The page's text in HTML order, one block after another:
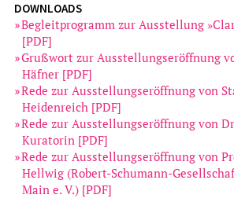
DOWNLOADS
Begleitprogramm zur Ausstellung
[PDF]
Grußwort zur Ausstellungseröffnung
Häfner [PDF]
Rede zur Ausstellungseröffnung von
Heidenreich [PDF]
Rede zur Ausstellungseröffnung von
Kuratorin [PDF]
Rede zur Ausstellungseröffnung von
Hellwig (Robert-Schumann-
Main e. V.) [PDF]
Permanent Exhibition
JÖRG RATGEB (UM 1480–1526)
DIE WANDBILDER IM
Abspielbar im Webbrowser